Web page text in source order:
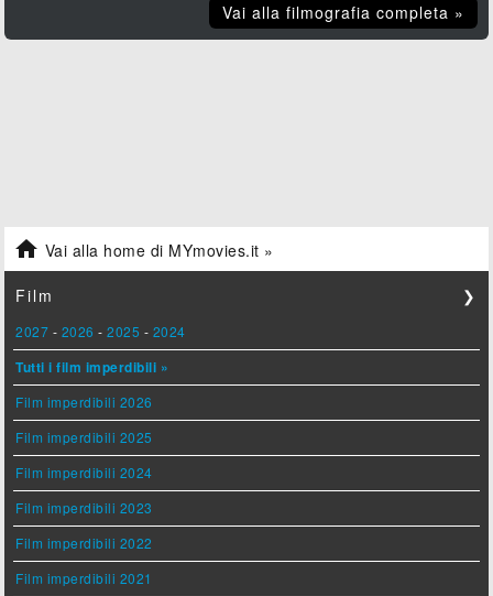
Vai alla filmografia completa »
 Vai alla home di MYmovies.it »
Film ❯
2027 - 2026 -2025 - 2024
Tutti i film imperdibili »
Film imperdibili 2026
Film imperdibili 2025
Film imperdibili 2024
Film imperdibili 2023
Film imperdibili 2022
Film imperdibili 2021